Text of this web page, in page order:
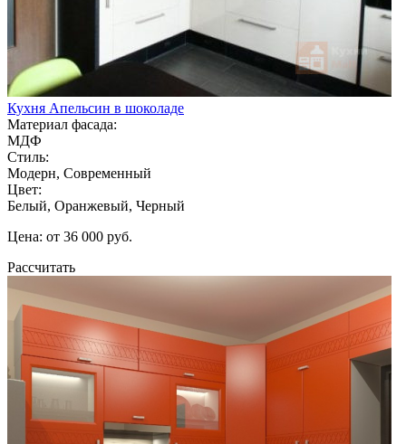
Кухня Апельсин в шоколаде
Материал фасада:
МДФ
Стиль:
Модерн, Современный
Цвет:
Белый, Оранжевый, Черный
Цена: от 36 000 руб.
Рассчитать